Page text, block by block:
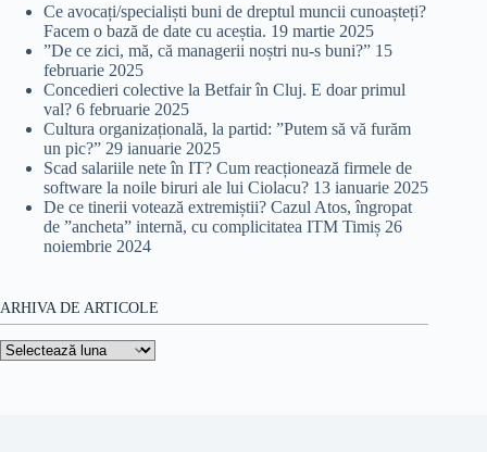
Ce avocați/specialiști buni de dreptul muncii cunoașteți?
Facem o bază de date cu aceștia. 19 martie 2025
”De ce zici, mă, că managerii noștri nu-s buni?” 15
februarie 2025
Concedieri colective la Betfair în Cluj. E doar primul
val? 6 februarie 2025
Cultura organizațională, la partid: ”Putem să vă furăm
un pic?” 29 ianuarie 2025
Scad salariile nete în IT? Cum reacționează firmele de
software la noile biruri ale lui Ciolacu? 13 ianuarie 2025
De ce tinerii votează extremiștii? Cazul Atos, îngropat
de ”ancheta” internă, cu complicitatea ITM Timiș 26
noiembrie 2024
ARHIVA DE ARTICOLE
Arhiva
de